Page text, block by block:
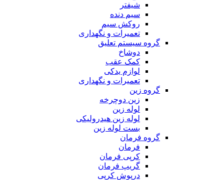
شیفتر
سیم دنده
روکش سیم
تعمیرات و نگهداری
گروه سیستم تعلیق
دوشاخ
کمک عقب
لوازم یدکی
تعمیرات و نگهداری
گروه زین
زین دوچرخه
لوله زین
لوله زین هیدرولیکی
بست لوله زین
گروه فرمان
فرمان
کرپی فرمان
گریپ فرمان
درپوش کرپی